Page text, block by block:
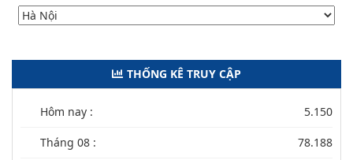
THỐNG KÊ TRUY CẬP
Hôm nay : 5.150
Tháng 08 : 78.188